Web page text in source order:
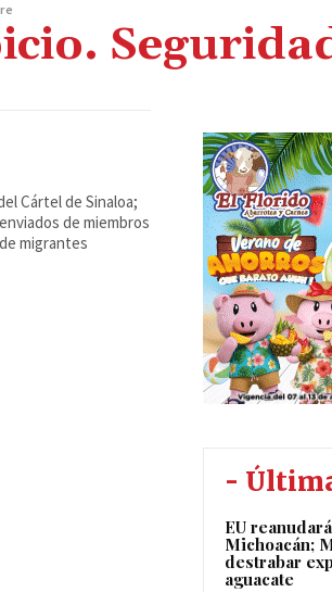
Cártel de Sinaloa;
de miembros
migrantes
-
EU
Michoacán;
destrabar
aguacate